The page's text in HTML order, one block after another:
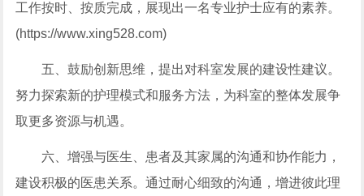
工作按时、按质完成，展现出一名专业护士应有的素养。
(https://www.xing528.com)
五、鼓励创新思维，提出对科室发展的建设性建议。
努力探索新的护理模式和服务方法，为科室的整体发展争
取更多资源与机遇。
六、增强与医生、患者及其家属的沟通和协作能力，
建设积极的医患关系。通过耐心细致的沟通，增进彼此理